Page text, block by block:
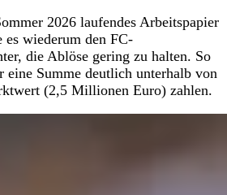
2026 laufendes Arbeitspapier
wiederum den FC-
die Ablöse gering zu halten. So
eine Summe deutlich unterhalb von
(2,5 Millionen Euro) zahlen.